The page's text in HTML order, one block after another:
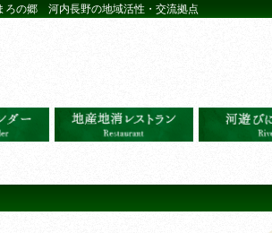
ろの郷 河内長野の地域活性・交流拠点